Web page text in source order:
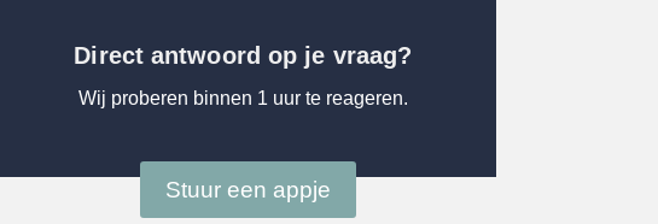
Direct antwoord op je vraag?
Wij proberen binnen 1 uur te reageren.
Stuur een appje